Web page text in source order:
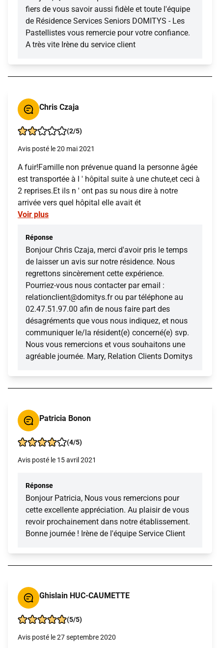
fiers de vous savoir aussi fidèle et toute l'équipe
de Résidence Services Seniors DOMITYS - Les
Pastellistes vous remercie pour votre confiance.
A très vite Irène du service client
Chris Czaja
(2/5)
Avis posté le 20 mai 2021
A fuir!Famille non prévenue quand la personne âgée
est transportée à l ' hôpital suite à une chute,et ceci à
2 reprises.Et ils n ' ont pas su nous dire à notre
arrivée vers quel hôpital elle avait ét
Voir plus
Réponse
Bonjour Chris Czaja, merci d'avoir pris le temps
de laisser un avis sur notre résidence. Nous
regrettons sincèrement cette expérience.
Pourriez-vous nous contacter par email :
relationclient@domitys.fr ou par téléphone au
02.47.51.97.00 afin de nous faire part des
désagréments que vous nous indiquez, et nous
communiquer le/la résident(e) concerné(e) svp.
Nous vous remercions et vous souhaitons une
agréable journée. Mary, Relation Clients Domitys
Patricia Bonon
(4/5)
Avis posté le 15 avril 2021
Réponse
Bonjour Patricia, Nous vous remercions pour
cette excellente appréciation. Au plaisir de vous
revoir prochainement dans notre établissement.
Bonne journée ! Irène de l'équipe Service Client
Ghislain HUC-CAUMETTE
(5/5)
Avis posté le 27 septembre 2020